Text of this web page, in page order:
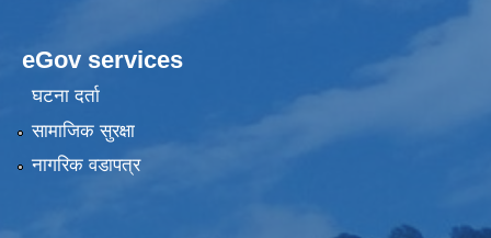
eGov services
घटना दर्ता
सामाजिक सुरक्षा
नागरिक वडापत्र